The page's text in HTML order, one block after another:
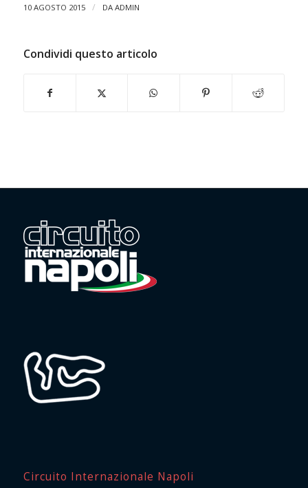
10 AGOSTO 2015 / DA ADMIN
Condividi questo articolo
Circuito Internazionale Napoli